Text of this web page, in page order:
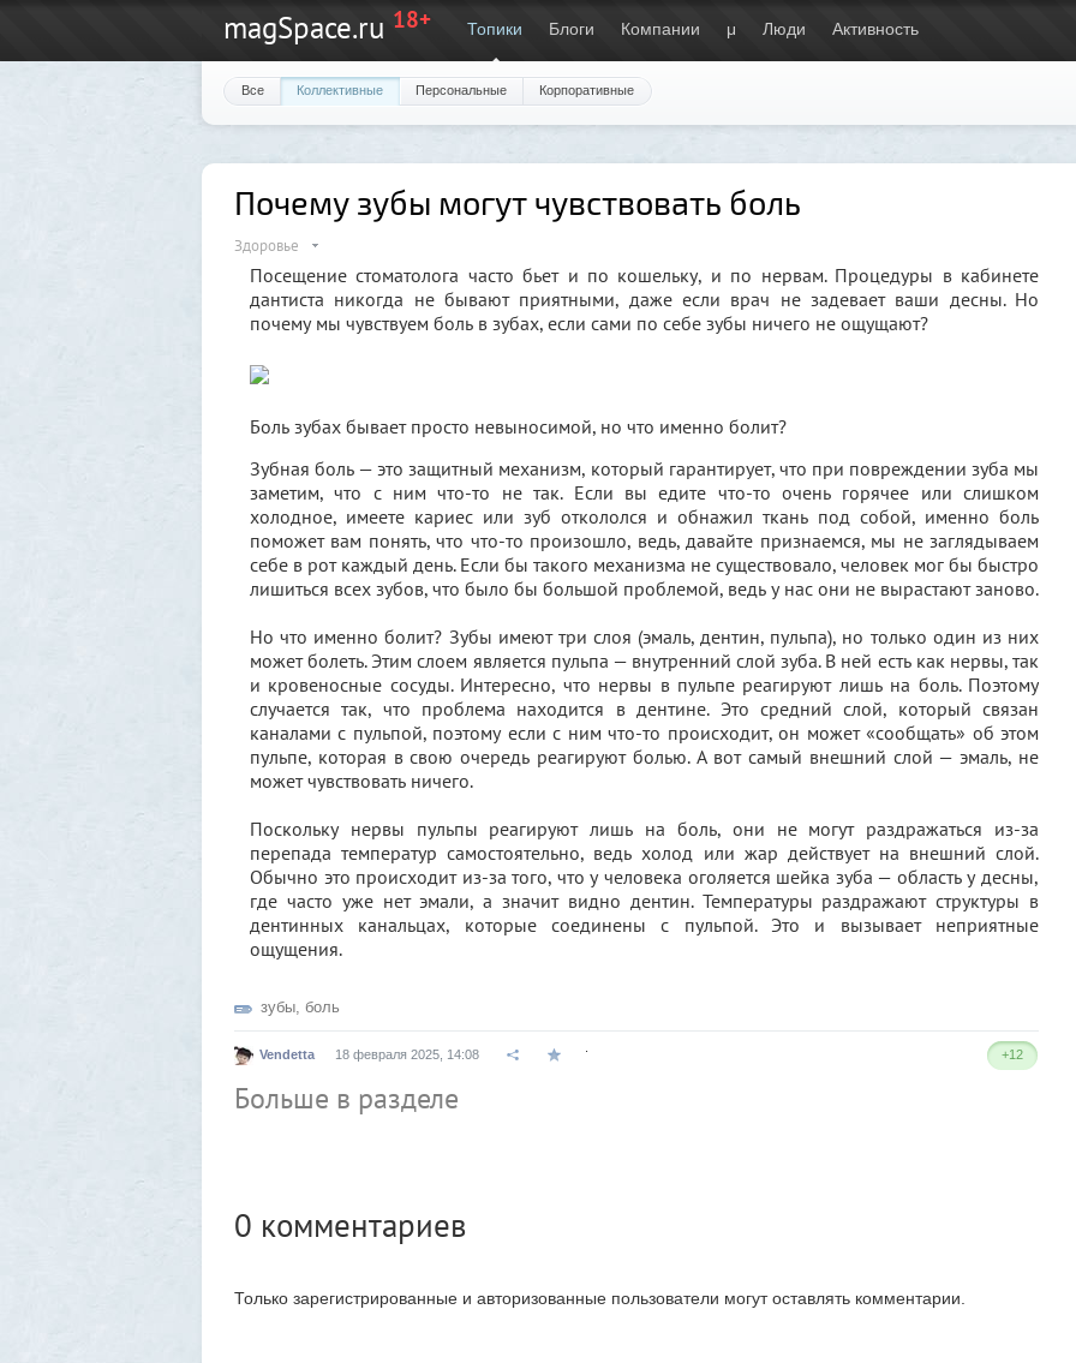
magSpace.ru 18+ Топики Блоги Компании μ Люди Активность
Все Коллективные Персональные Корпоративные
Почему зубы могут чувствовать боль
Здоровье
Посещение стоматолога часто бьет и по кошельку, и по нервам. Процедуры в кабинете
дантиста никогда не бывают приятными, даже если врач не задевает ваши десны. Но
почему мы чувствуем боль в зубах, если сами по себе зубы ничего не ощущают?
Боль зубах бывает просто невыносимой, но что именно болит?
Зубная боль — это защитный механизм, который гарантирует, что при повреждении зуба мы
заметим, что с ним что-то не так. Если вы едите что-то очень горячее или слишком
холодное, имеете кариес или зуб откололся и обнажил ткань под собой, именно боль
поможет вам понять, что что-то произошло, ведь, давайте признаемся, мы не заглядываем
себе в рот каждый день. Если бы такого механизма не существовало, человек мог бы быстро
лишиться всех зубов, что было бы большой проблемой, ведь у нас они не вырастают заново.
Но что именно болит? Зубы имеют три слоя (эмаль, дентин, пульпа), но только один из них
может болеть. Этим слоем является пульпа — внутренний слой зуба. В ней есть как нервы, так
и кровеносные сосуды. Интересно, что нервы в пульпе реагируют лишь на боль. Поэтому
случается так, что проблема находится в дентине. Это средний слой, который связан
каналами с пульпой, поэтому если с ним что-то происходит, он может «сообщать» об этом
пульпе, которая в свою очередь реагируют болью. А вот самый внешний слой — эмаль, не
может чувствовать ничего.
Поскольку нервы пульпы реагируют лишь на боль, они не могут раздражаться из-за
перепада температур самостоятельно, ведь холод или жар действует на внешний слой.
Обычно это происходит из-за того, что у человека оголяется шейка зуба — область у десны,
где часто уже нет эмали, а значит видно дентин. Температуры раздражают структуры в
дентинных канальцах, которые соединены с пульпой. Это и вызывает неприятные
ощущения.
зубы, боль
Vendetta 18 февраля 2025, 14:08 +12
Больше в разделе
0 комментариев
Только зарегистрированные и авторизованные пользователи могут оставлять комментарии.